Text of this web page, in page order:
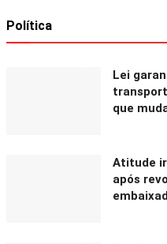
Política
Lei
que
Atitude
após